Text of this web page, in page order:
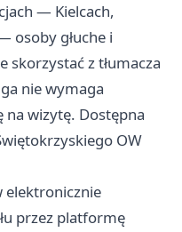
— Kielcach,
osoby głuche i
skorzystać z tłumacza
nie wymaga
na wizytę. Dostępna
OW
elektronicznie
przez platformę